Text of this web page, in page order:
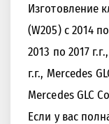
Изготовление
(W205) с 2014
2013 по 2017
г.г., Mercedes
Mercedes GLC
Если у вас